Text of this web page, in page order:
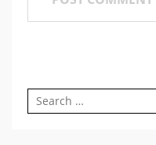
Search
for: